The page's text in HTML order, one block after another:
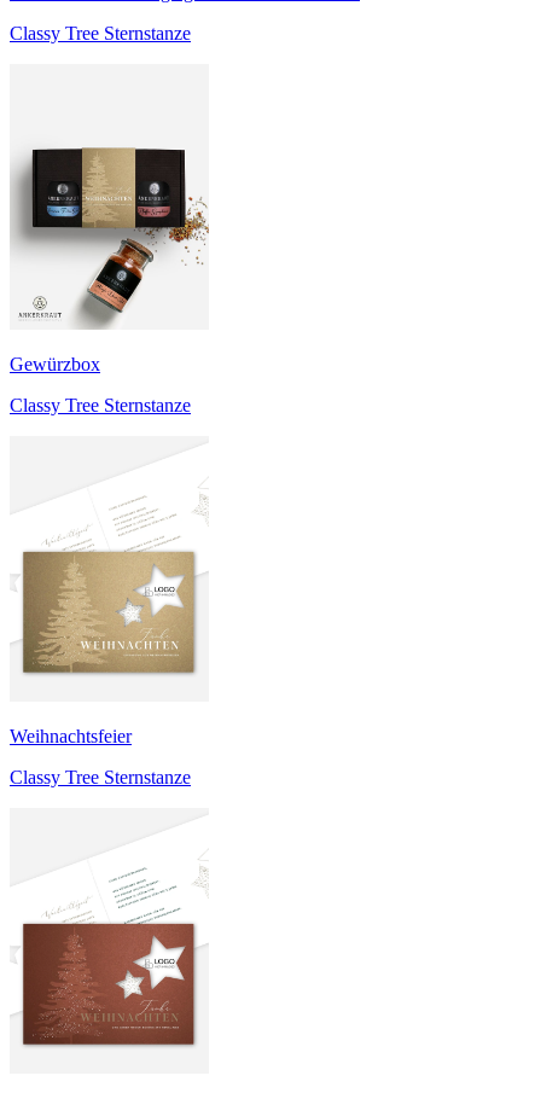
Classy Tree Sternstanze
Gewürzbox
Classy Tree Sternstanze
Weihnachtsfeier
Classy Tree Sternstanze